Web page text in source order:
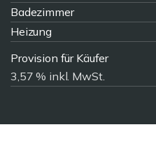
Badezimmer
Heizung
Provision für Käufer
3,57 % inkl. MwSt.